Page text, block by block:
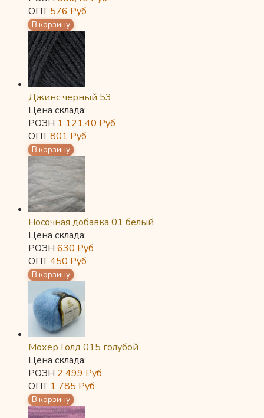
ОПТ576 Руб
Джинс черный 53
Цена склада:
РОЗН 1 121,40 Руб
ОПТ801 Руб
Носочная добавка 01 белый
Цена склада:
РОЗН 630 Руб
ОПТ450 Руб
Мохер Голд 015 голубой
Цена склада:
РОЗН 2 499 Руб
ОПТ 1 785 Руб